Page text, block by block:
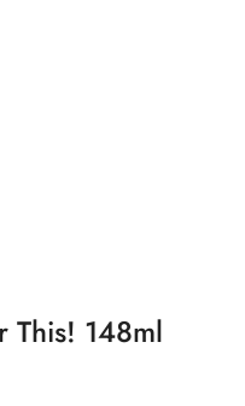
This! 148ml